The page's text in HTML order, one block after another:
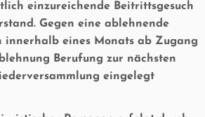
einzureichende Beitrittsgesuch
Gegen eine ablehnende
innerhalb eines Monats ab Zugang
Berufung zur nächsten
eingelegt